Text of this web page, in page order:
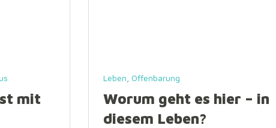
mit
Leben Offenbarung
Worum geht es hier – in
diesem Leben?